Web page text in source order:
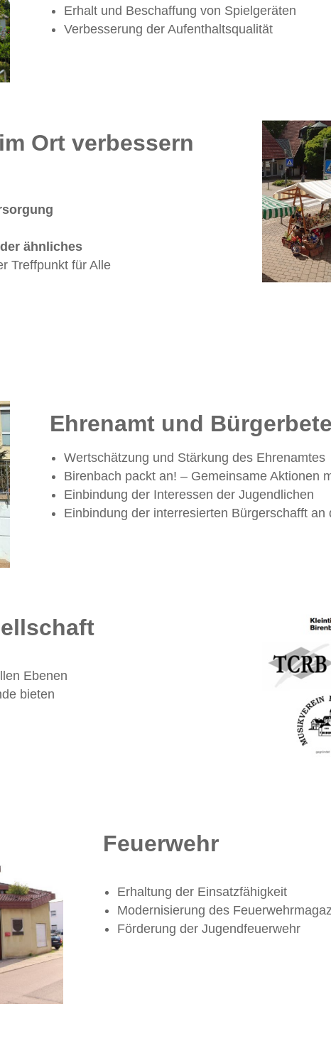
Erhalt und Beschaffung von Spielgeräten
Verbesserung der Aufenthaltsqualität
Ort verbessern
ähnliches
Treffpunkt für Alle
Ehrenamt und
Wertschätzung und Stärkung des Ehrenamtes
Birenbach packt an! – Gemeinsame Aktionen
Einbindung der Interessen der Jugendlichen
Einbindung der interresierten Bürgerschafft
Ebenen
bieten
Feuerwehr
Erhaltung der Einsatzfähigkeit
Modernisierung des
Förderung der Jugendfeuerwehr